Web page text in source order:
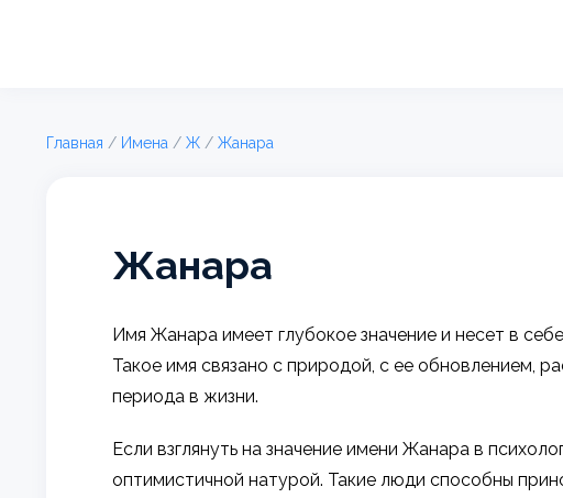
Главная / Имена / Ж / Жанара
Жанара
Имя Жанара имеет глубокое значение и несет в
Такое имя связано с природой, с ее обновлением,
периода в жизни.
Если взглянуть на значение имени Жанара в
оптимистичной натурой. Такие люди способны